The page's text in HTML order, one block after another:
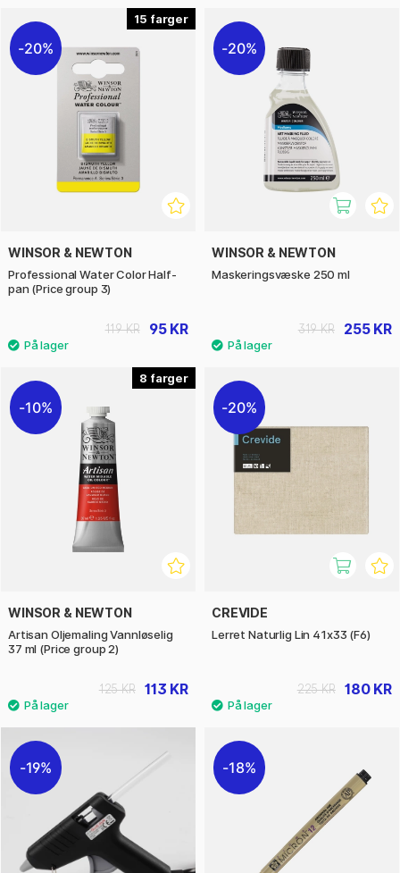
15
20%
WINSOR & NEWTON
Professional Water Color Half-
pan (Price group 3)
95 KR
119 KR
20%
WINSOR & NEWTON
Maskeringsvæske 250 ml
255 KR
319 KR
8
10%
WINSOR & NEWTON
Artisan Oljemaling Vannløselig
37 ml (Price group 2)
113 KR
125 KR
20%
CREVIDE
Lerret Naturlig Lin 41x33 (F6)
180 KR
225 KR
19% 18%